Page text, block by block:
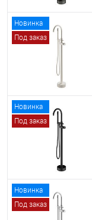
Новинка
Под заказ
Новинка
Под заказ
Новинка
Под заказ